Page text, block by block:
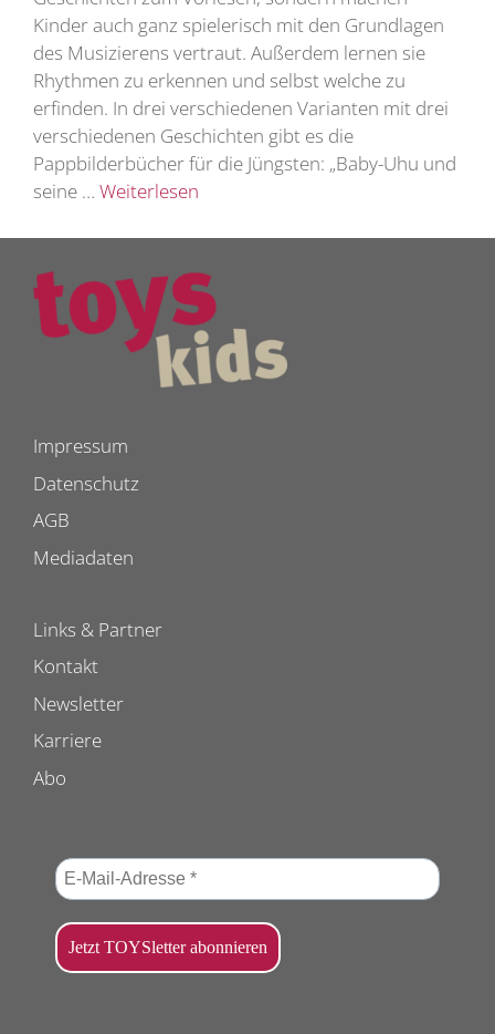
Kinder auch ganz spielerisch mit den Grundlagen
des Musizierens vertraut. Außerdem lernen sie
Rhythmen zu erkennen und selbst welche zu
erfinden. In drei verschiedenen Varianten mit drei
verschiedenen Geschichten gibt es die
Pappbilderbücher für die Jüngsten: „Baby-Uhu und
seine … Weiterlesen
Impressum
Datenschutz
AGB
Mediadaten
Links & Partner
Kontakt
Newsletter
Karriere
Abo